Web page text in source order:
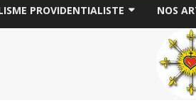
PROVIDENTIALISTE NOS
THÉME